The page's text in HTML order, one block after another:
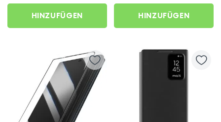
HINZUFÜGEN HINZUFÜGEN